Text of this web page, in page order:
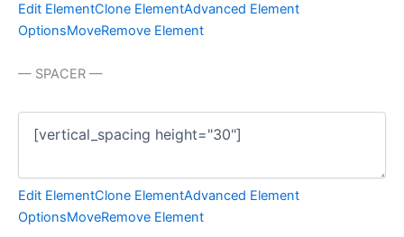
Edit ElementClone ElementAdvanced Element
OptionsMoveRemove Element
— SPACER —
Edit ElementClone ElementAdvanced Element
OptionsMoveRemove Element